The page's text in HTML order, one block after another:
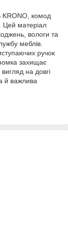
KRONO, комод
Цей матеріал
вологи та
меблів.
ручок
захищає
на довгі
й важлива